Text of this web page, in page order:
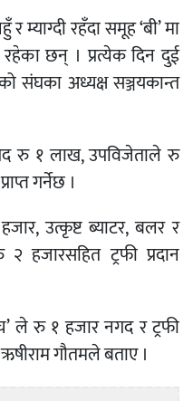
म्याग्दी रहँदा समूह ‘बी’ मा
छन् । प्रत्येक दिन दुई
संघका अध्यक्ष सञ्जयकान्त
रु १ लाख, उपविजेताले रु
गर्नेछ ।
उत्कृष्ट ब्याटर, बलर र
हजारसहित ट्रफी प्रदान
ले रु १ हजार नगद र ट्रफी
ऋषीराम गौतमले बताए ।